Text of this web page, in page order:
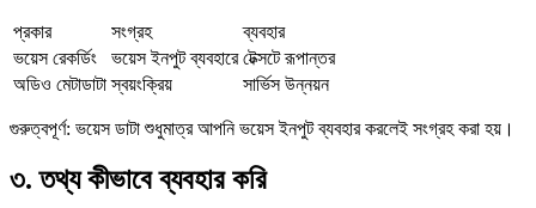
প্রকার সংগ্রহ
ব্যবহার
ভয়েস রেকর্ডিং
ভয়েস ইনপুট ব্যবহারে টেক্সটে রূপান্তর
অডিও মেটাডাটা স্বয়ংক্রিয় সার্ভিস উন্নয়ন
গুরুত্বপূর্ণ: ভয়েস ডাটা শুধুমাত্র আপনি ভয়েস ইনপুট ব্যবহার করলেই সংগ্রহ করা হয়।
৩. তথ্য কীভাবে ব্যবহার করি